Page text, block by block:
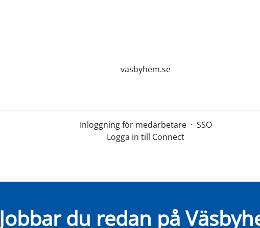
vasbyhem.se
Inloggning för medarbetare · SSO
Logga in till Connect
Jobbar du redan på